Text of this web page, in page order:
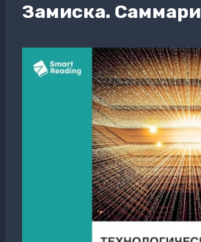
Замиска. Саммари